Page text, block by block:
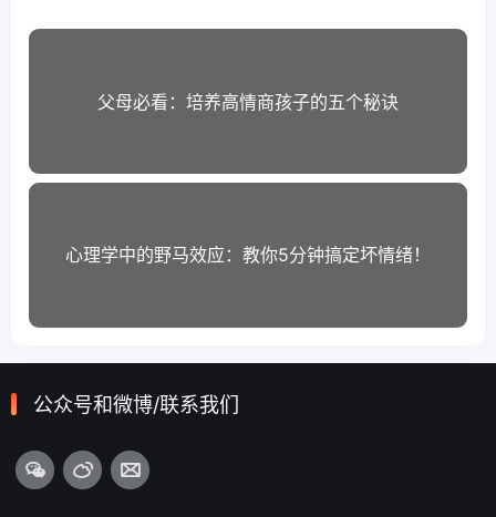
父母必看：培养高情商孩子的五个秘诀
心理学中的野马效应：教你5分钟搞定坏情绪！
公众号和微博/联系我们